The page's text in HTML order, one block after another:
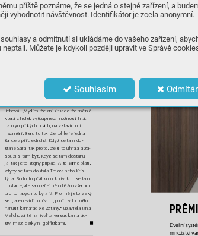
příště poznáme, že se jedná o stejné zařízení, a
vyhodnotit návštěvnost. Identifikátor je zcela anonymní.
a odmítnutí si ukládáme do vašeho zařízení,
neptali. Můžete je kdykoli později upravit ve Správě
Souhlasím
větší. Nejb líž startu v P aříži je Sár a Kous-
ková, ale šanci stále mají i další české
aždá z nás chce být n ejlepší a s amo
zřejmě olympijské hry v Paříži jsou mým
tě byla lepší,
neús pěch by
p
lichová. „Myslím, že ani situace, že mě ně-
která z holek vyšoupne z možnosti hrát
na olympijských hrách, na vztazích nic
nezmění. Beru to tak, že tohle je jedna
šance a přijde druhá. Když se tam do-
stane Sára, tak proto, že si to uhrála a za-
slouží si tam být. Když se tam dostanu
já, tak je to stejný případ. A to samé platí,
kdyby se tam do stala Tereza nebo Kris-
týna. Budu to přát komukoliv, kdo se tam
dostane, ale samozřejmě udělám všechno
pro to, abych to byla já. Pro mě je to velký
sen, al e nevidím důvod, proč by to mělo
narušit kamarádské vztahy, “ uzavřela Jana
Melichová téma rivalita ver sus kamarád-
ství mezi českými golﬁstkami Dve㶣